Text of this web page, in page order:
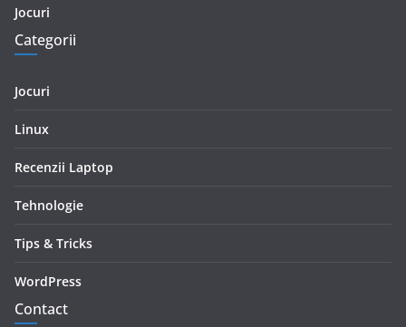
Jocuri
Categorii
Jocuri
Linux
Recenzii Laptop
Tehnologie
Tips & Tricks
WordPress
Contact